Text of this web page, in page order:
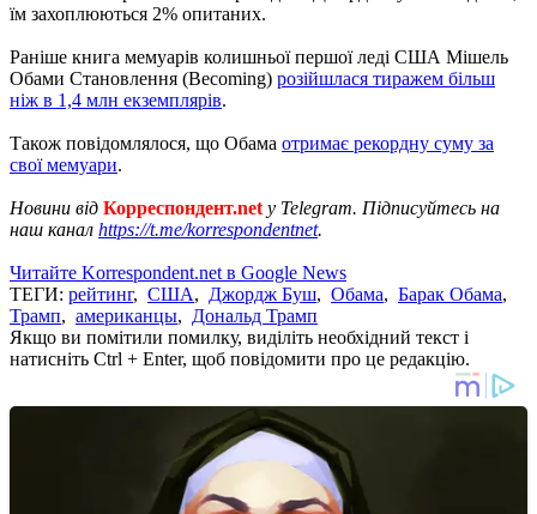
їм захоплюються 2% опитаних.
Раніше книга мемуарів колишньої першої леді США Мішель
Обами Становлення (Becoming) розійшлася тиражем більш
ніж в 1,4 млн екземплярів.
Також повідомлялося, що Обама отримає рекордну суму за
свої мемуари.
Новини від Корреспондент.net у Telegram. Підписуйтесь на
наш канал https://t.me/korrespondentnet.
Читайте Korrespondent.net в Google News
ТЕГИ: рейтинг, США, Джордж Буш, Обама, Барак Обама,
Трамп, американцы, Дональд Трамп
Якщо ви помітили помилку, виділіть необхідний текст і
натисніть Ctrl + Enter, щоб повідомити про це редакцію.